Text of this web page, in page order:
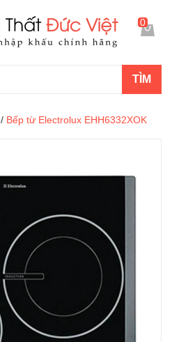
TÌM
0
/ Bếp từ Electrolux EHH6332XOK